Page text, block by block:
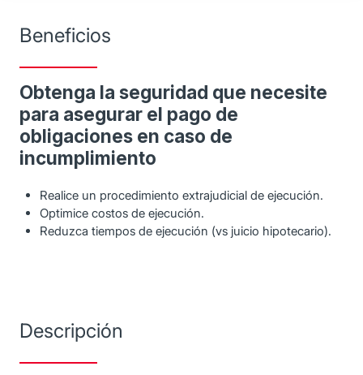
Beneficios
Obtenga la seguridad que necesite
para asegurar el pago de
obligaciones en caso de
incumplimiento
Realice un procedimiento extrajudicial de ejecución.
Optimice costos de ejecución.
Reduzca tiempos de ejecución (vs juicio hipotecario).
Descripción